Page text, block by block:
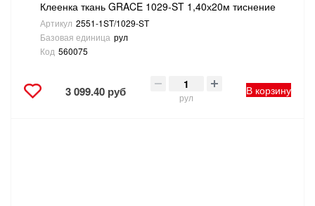
Клеенка ткань GRACE 1029-ST 1,40х20м тиснение
Артикул 2551-1ST/1029-ST
Базовая единица рул
Код 560075
3 099.40 руб рул
В корзину